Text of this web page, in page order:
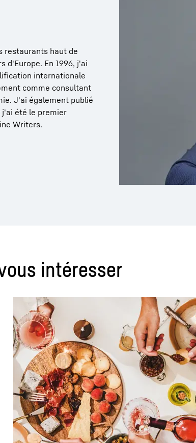
restaurants haut de
d'Europe. En 1996, j'ai
internationale
comme consultant
J'ai également publié
j'ai été le premier
Writers.
intéresser